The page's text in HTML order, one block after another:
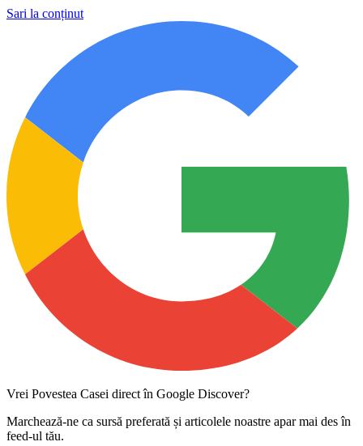
Sari la conținut
Vrei Povestea Casei direct în Google Discover?
Marchează-ne ca sursă preferată și articolele noastre apar mai des în
feed-ul tău.